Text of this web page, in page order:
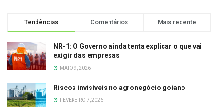
Tendências Comentários Mais recente
NR-1: O Governo ainda tenta explicar o que vai
exigir das empresas
MAIO 9, 2026
Riscos invisíveis no agronegócio goiano
FEVEREIRO 7, 2026